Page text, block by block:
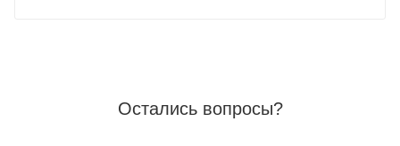
Остались вопросы?